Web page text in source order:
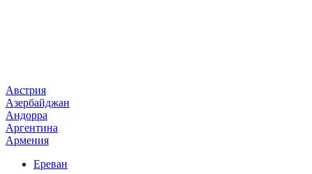
Австрия
Азербайджан
Андорра
Аргентина
Армения
Ереван